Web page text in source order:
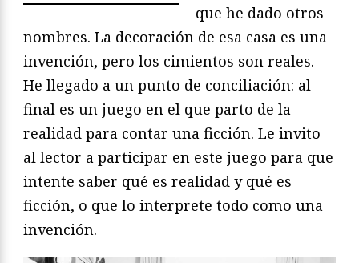
que he dado otros
nombres. La decoración de esa casa es una
invención, pero los cimientos son reales.
He llegado a un punto de conciliación: al
final es un juego en el que parto de la
realidad para contar una ficción. Le invito
al lector a participar en este juego para que
intente saber qué es realidad y qué es
ficción, o que lo interprete todo como una
invención.